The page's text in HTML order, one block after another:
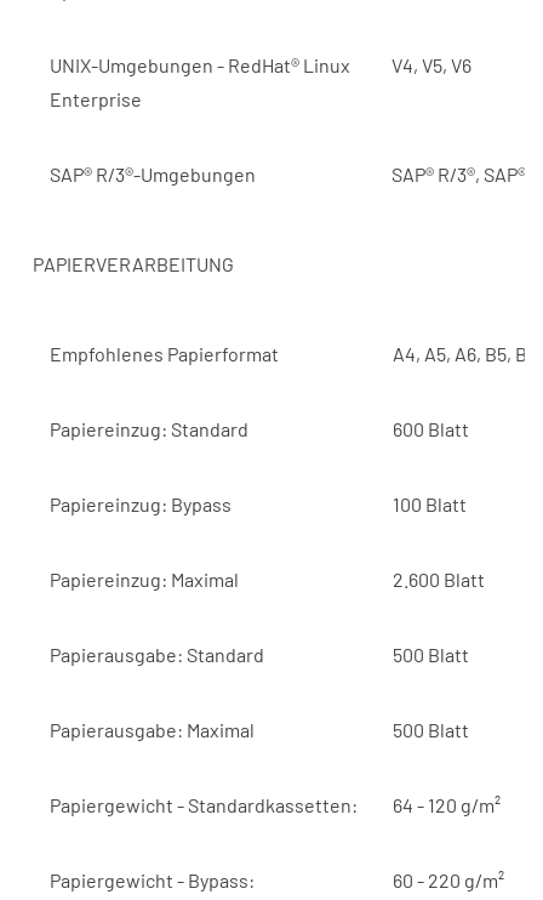
UNIX-Umgebungen - RedHat® Linux
Enterprise
V4, V5, V6
SAP® R/3®-Umgebungen SAP® R/3®, SAP®
PAPIERVERARBEITUNG
Empfohlenes Papierformat A4, A5, A6, B5, B6
Papiereinzug: Standard 600 Blatt
Papiereinzug: Bypass 100 Blatt
Papiereinzug: Maximal 2.600 Blatt
Papierausgabe: Standard 500 Blatt
Papierausgabe: Maximal 500 Blatt
Papiergewicht - Standardkassetten: 64 - 120 g/m²
Papiergewicht - Bypass: 60 - 220 g/m²